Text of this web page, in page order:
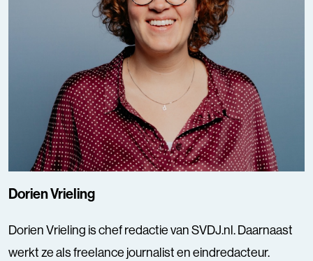
Dorien Vrieling
Dorien Vrieling is chef redactie van SVDJ.nl. Daarnaast
werkt ze als freelance journalist en eindredacteur.